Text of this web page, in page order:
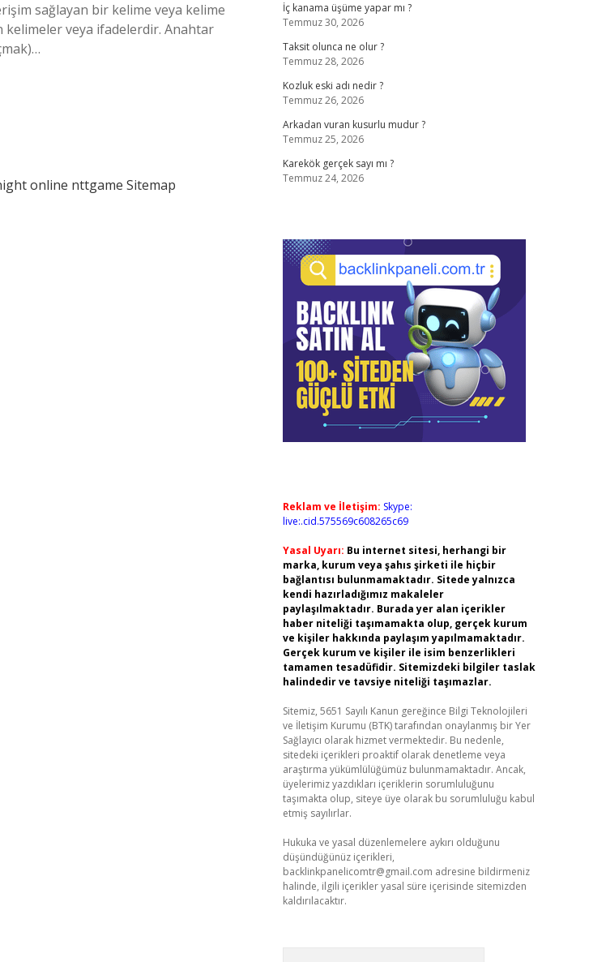
sağlayan bir kelime veya kelime
kelimeler veya ifadelerdir. Anahtar
online nttgame Sitemap
İç kanama üşüme yapar mı ?
Temmuz 30, 2026
Taksit olunca ne olur ?
Temmuz 28, 2026
Kozluk eski adı nedir ?
Temmuz 26, 2026
Arkadan vuran kusurlu mudur ?
Temmuz 25, 2026
Karekök gerçek sayı mı ?
Temmuz 24, 2026
Reklam ve İletişim: Skype:
live:.cid.575569c608265c69
Yasal Uyarı: Bu internet sitesi, herhangi bir
marka, kurum veya şahıs şirketi ile hiçbir
bağlantısı bulunmamaktadır. Sitede yalnızca
kendi hazırladığımız makaleler
paylaşılmaktadır. Burada yer alan içerikler
haber niteliği taşımamakta olup, gerçek kurum
ve kişiler hakkında paylaşım yapılmamaktadır.
Gerçek kurum ve kişiler ile isim benzerlikleri
tamamen tesadüfidir. Sitemizdeki bilgiler taslak
halindedir ve tavsiye niteliği taşımazlar.
Sitemiz, 5651 Sayılı Kanun gereğince Bilgi Teknolojileri
ve İletişim Kurumu (BTK) tarafından onaylanmış bir Yer
Sağlayıcı olarak hizmet vermektedir. Bu nedenle,
sitedeki içerikleri proaktif olarak denetleme veya
araştırma yükümlülüğümüz bulunmamaktadır. Ancak,
üyelerimiz yazdıkları içeriklerin sorumluluğunu
taşımakta olup, siteye üye olarak bu sorumluluğu kabul
etmiş sayılırlar.
Hukuka ve yasal düzenlemelere aykırı olduğunu
düşündüğünüz içerikleri,
backlinkpanelicomtr@gmail.com adresine bildirmeniz
halinde, ilgili içerikler yasal süre içerisinde sitemizden
kaldırılacaktır.